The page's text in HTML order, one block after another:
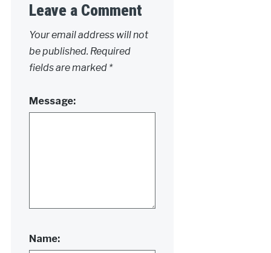
Leave a Comment
Your email address will not
be published. Required
fields are marked *
Message:
Name: